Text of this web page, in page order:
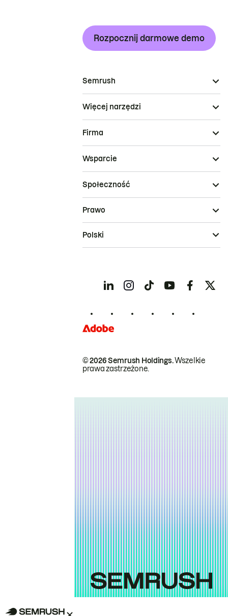
Rozpocznij darmowe demo
Semrush
Więcej narzędzi
Firma
Wsparcie
Społeczność
© 2026 Semrush Holdings.Wszelkie
prawa zastrzeżone.
Prawo
Polski